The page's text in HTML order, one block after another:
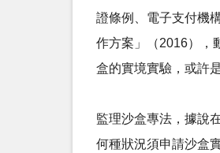
證條例、電子支付機
作方案」（2016），
盒的實境實驗，或許
監理沙盒專法，據說
何種狀況須申請沙盒